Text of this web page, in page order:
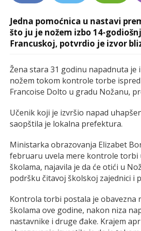
Jedna pomoćnica u nastavi
što ju je nožem izbo 14-
Francuskoj, potvrdio je izvor
Žena stara 31 godinu napadnuta je
nožem tokom kontrole torbe
Francoise Dolto u gradu Nožanu,
Učenik koji je izvršio napad
saopštila je lokalna prefektura.
Ministarka obrazovanja Elizabet
februaru uvela mere kontrole torbi
školama, najavila je da će otići u
podršku čitavoj školskoj zajednici i
Kontrola torbi postala je obavezna
školama ove godine, nakon niza
nastavnike i druge đake. Krajem